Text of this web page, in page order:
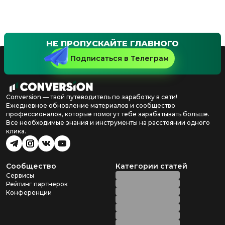
НЕ ПРОПУСКАЙТЕ ГЛАВНОГО
Подписаться в Телеграм
Conversion — твой путеводитель по заработку в сети!
Ежедневное обновление материалов и сообщество
профессионалов, которые помогут тебе зарабатывать больше.
Все необходимые знания и инструменты на расстоянии одного
клика.
Сообщество
Сервисы
Рейтинг партнерок
Конференции
Категории статей